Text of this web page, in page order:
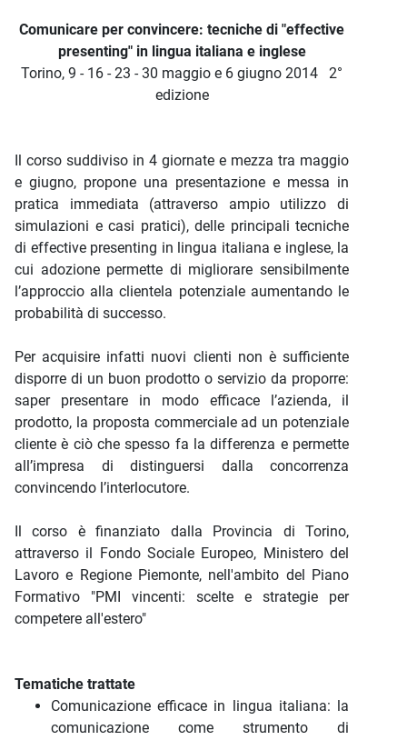
Descrizione iniziativa
Comunicare per convincere: tecniche di "effective
presenting" in lingua italiana e inglese
Torino, 9 - 16 - 23 - 30 maggio e 6 giugno 2014 2°
edizione
Il corso suddiviso in 4 giornate e mezza tra maggio
e giugno, propone una presentazione e messa in
pratica immediata (attraverso ampio utilizzo di
simulazioni e casi pratici), delle principali tecniche
di effective presenting in lingua italiana e inglese, la
cui adozione permette di migliorare sensibilmente
l’approccio alla clientela potenziale aumentando le
probabilità di successo.
Per acquisire infatti nuovi clienti non è sufficiente
disporre di un buon prodotto o servizio da proporre:
saper presentare in modo efficace l’azienda, il
prodotto, la proposta commerciale ad un potenziale
cliente è ciò che spesso fa la differenza e permette
all’impresa di distinguersi dalla concorrenza
convincendo l’interlocutore.
Il corso è finanziato dalla Provincia di Torino,
attraverso il Fondo Sociale Europeo, Ministero del
Lavoro e Regione Piemonte, nell'ambito del Piano
Formativo "PMI vincenti: scelte e strategie per
competere all'estero"
Tematiche trattate
Comunicazione efficace in lingua italiana: la
comunicazione come strumento di